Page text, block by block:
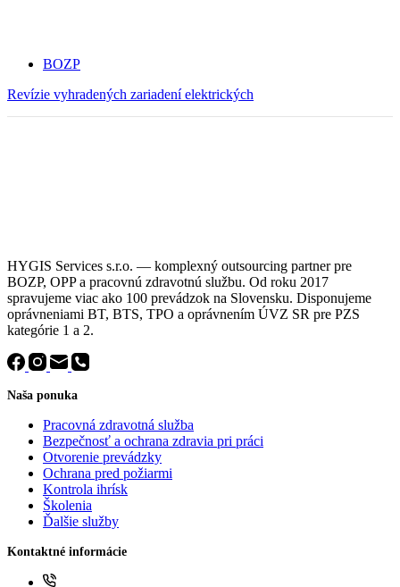
BOZP
Revízie vyhradených zariadení elektrických
HYGIS Services s.r.o. — komplexný outsourcing partner pre
BOZP, OPP a pracovnú zdravotnú službu. Od roku 2017
spravujeme viac ako 100 prevádzok na Slovensku. Disponujeme
oprávneniami BT, BTS, TPO a oprávnením ÚVZ SR pre PZS
kategórie 1 a 2.
Naša ponuka
Pracovná zdravotná služba
Bezpečnosť a ochrana zdravia pri práci
Otvorenie prevádzky
Ochrana pred požiarmi
Kontrola ihrísk
Školenia
Ďalšie služby
Kontaktné informácie